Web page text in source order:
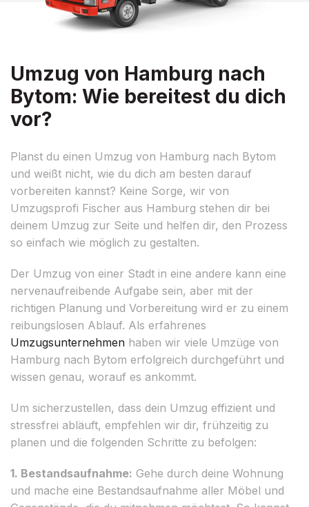
Umzug von Hamburg nach
Bytom: Wie bereitest du dich
vor?
Planst du einen Umzug von Hamburg nach Bytom
und weißt nicht, wie du dich am besten darauf
vorbereiten kannst? Keine Sorge, wir von
Umzugsprofi Fischer aus Hamburg stehen dir bei
deinem Umzug zur Seite und helfen dir, den Prozess
so einfach wie möglich zu gestalten.
Der Umzug von einer Stadt in eine andere kann eine
nervenaufreibende Aufgabe sein, aber mit der
richtigen Planung und Vorbereitung wird er zu einem
reibungslosen Ablauf. Als erfahrenes
Umzugsunternehmen haben wir viele Umzüge von
Hamburg nach Bytom erfolgreich durchgeführt und
wissen genau, worauf es ankommt.
Um sicherzustellen, dass dein Umzug effizient und
stressfrei abläuft, empfehlen wir dir, frühzeitig zu
planen und die folgenden Schritte zu befolgen:
1. Bestandsaufnahme: Gehe durch deine Wohnung
und mache eine Bestandsaufnahme aller Möbel und